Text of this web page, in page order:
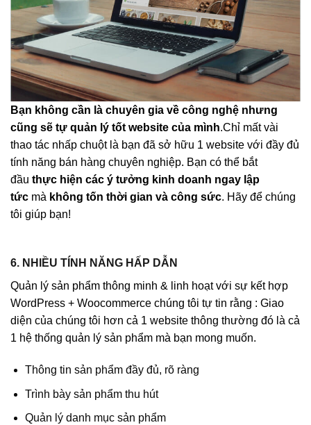
Bạn không cần là chuyên gia về công nghệ nhưng
cũng sẽ tự quản lý tốt website của mình.Chỉ mất vài
thao tác nhấp chuột là bạn đã sở hữu 1 website với đầy đủ
tính năng bán hàng chuyên nghiệp. Bạn có thể bắt
đầu thực hiện các ý tưởng kinh doanh ngay lập
tức mà không tốn thời gian và công sức. Hãy để chúng
tôi giúp bạn!
6. NHIỀU TÍNH NĂNG HẤP DẪN
Quản lý sản phẩm thông minh & linh hoạt với sự kết hợp
WordPress + Woocommerce chúng tôi tự tin rằng : Giao
diện của chúng tôi hơn cả 1 website thông thường đó là cả
1 hệ thống quản lý sản phẩm mà bạn mong muốn.
Thông tin sản phẩm đầy đủ, rõ ràng
Trình bày sản phẩm thu hút
Quản lý danh mục sản phẩm